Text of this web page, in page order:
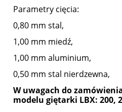
Parametry cięcia:
0,80 mm stal,
1,00 mm miedź,
1,00 mm aluminium,
0,50 mm stal nierdzewna,
W uwagach do
modelu giętarki LBX: 200,